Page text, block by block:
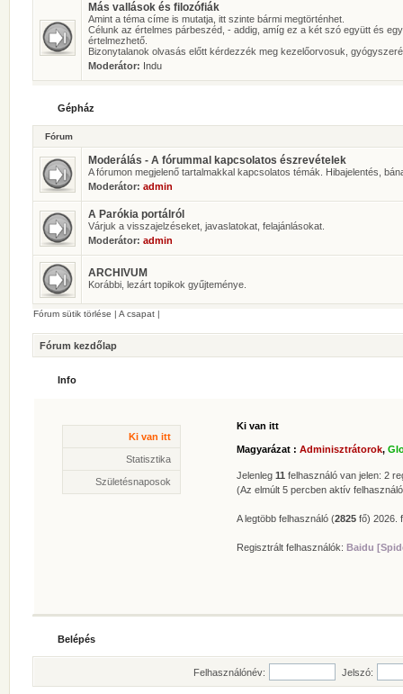
Más vallások és filozófiák
Amint a téma címe is mutatja, itt szinte bármi megtörténhet.
Célunk az értelmes párbeszéd, - addig, amíg ez a két szó együtt és
értelmezhető.
Bizonytalanok olvasás előtt kérdezzék meg kezelőorvosuk,
Moderátor: Indu
Gépház
Fórum
Moderálás - A fórummal kapcsolatos észrevételek
A fórumon megjelenő tartalmakkal kapcsolatos témák. Hibajelentés,
Moderátor: admin
A Parókia portálról
Várjuk a visszajelzéseket, javaslatokat, felajánlásokat.
Moderátor: admin
ARCHIVUM
Korábbi, lezárt topikok gyűjteménye.
Fórum sütik törlése | A csapat |
Fórum kezdőlap
Info
Ki van itt
Ki van itt
Magyarázat : Adminisztrátorok,
Jelenleg 11 felhasználó van jelen: 2
(Az elmúlt 5 percben aktív
A legtöbb felhasználó (2825 fő) 2026.
Regisztrált felhasználók: Baidu
Statisztika
Statisztika
* Hozzászólások száma:
62625
* Témák száma:
* Felhasználók száma: 606
* Legújabb regisztrált tagunk:Zolee
Születésnaposok
Belépés
Felhasználónév: Jelszó: